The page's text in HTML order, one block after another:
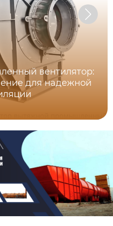
вентилятор:
для надежной